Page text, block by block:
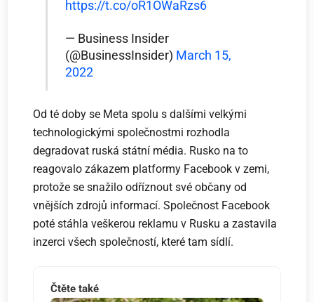
https://t.co/oR1OWaRzs6
— Business Insider
(@BusinessInsider) March 15,
2022
Od té doby se Meta spolu s dalšími velkými
technologickými společnostmi rozhodla
degradovat ruská státní média. Rusko na to
reagovalo zákazem platformy Facebook v zemi,
protože se snažilo odříznout své občany od
vnějších zdrojů informací. Společnost Facebook
poté stáhla veškerou reklamu v Rusku a zastavila
inzerci všech společností, které tam sídlí.
Čtěte také